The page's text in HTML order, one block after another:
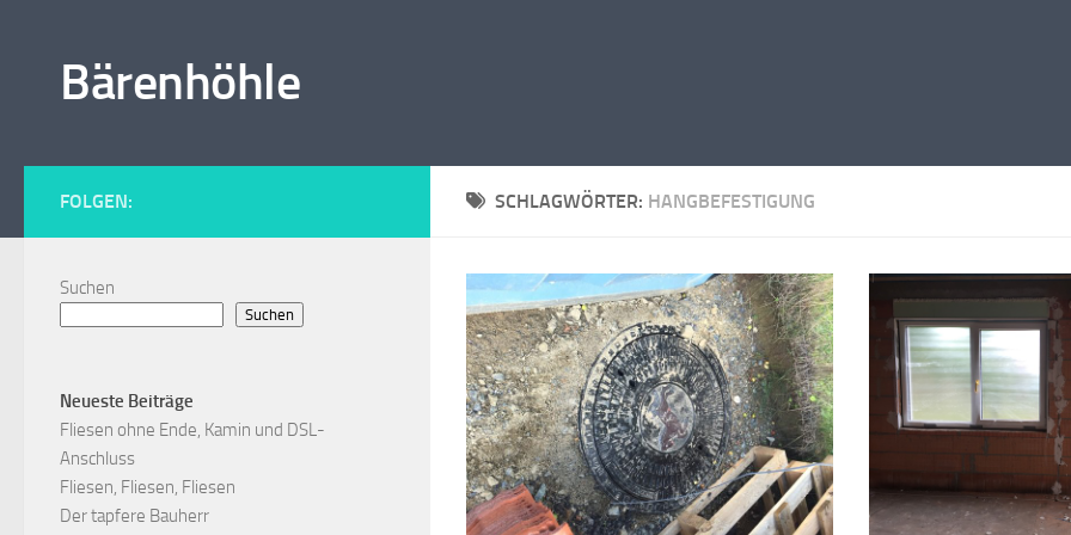
Bärenhöhle
SCHLAGWÖRTER: HANGBEFESTIGUNG
FOLGEN:
Suchen
Suchen
Neueste Beiträge
Fliesen ohne Ende, Kamin und DSL-
Anschluss
Fliesen, Fliesen, Fliesen
Der tapfere Bauherr